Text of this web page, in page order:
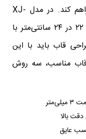
دسترسی آسان برای تعویض را نیز فراهم کند. در مدل XJ-
3800 ابعاد داخلی محفظه فیلتر دقیقاً ۲۲ در ۲۴ سانتی‌متر با
طراحی قاب باید با این
قاب مناسب، سه روش
عایق